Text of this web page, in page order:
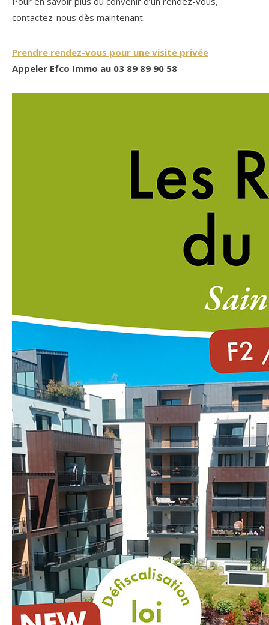
contactez-nous dès maintenant.
Prendre rendez-vous pour une visite privée
Appeler Efco Immo au 03 89 89 90 58